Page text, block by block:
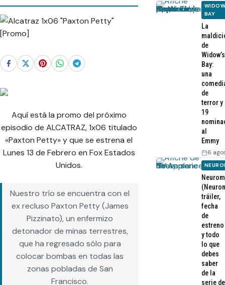
Webisodios
Aquí está la promo del próximo
episodio de ALCATRAZ, 1x06 titulado
«Paxton Petty» y que se estrena el
Lunes 13 de Febrero en Fox Estados
Unidos.
Nuestro trío se encuentra con el
ex recluso Paxton Petty (James
Pizzinato), un enfermizo
detonador de minas terrestres,
que ha regresado sólo para
colocar bombas en todas las
zonas pobladas de San
Francisco.
BAY
La
de
Widow’s
Bay:
una
de
terror y
19
al
Emmy
6
tráiler,
fecha
de
estreno
y todo
lo que
debes
saber
de la
serie de